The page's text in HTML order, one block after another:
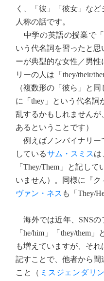
く、「彼」「彼女」な
人称の話です。
中学の英語の授業で「
いう代名詞を習ったと
ーが典型的な女性／男
リーの人は「they/their/
（複数形の「彼ら」と
に「they」という代名詞
乱するかもしれません
あるということです）
例えばノンバイナリー
しているサム・スミスは
「They/Them」と記し
いません）。同様に『ク
ヴァン・ネス も「They/
海外では近年、SNSの
「he/him」「they/them
も増えていますが、そ
記すことで、他者から間
こと（ ミスジェンダリ